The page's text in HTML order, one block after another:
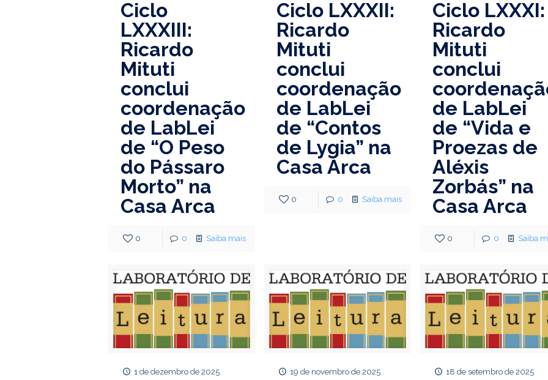
Ciclo
LXXXIII:
Ricardo
Mituti
conclui
coordenação
de LabLei
de “O Peso
do Pássaro
Morto” na
Casa Arca
0 0 Saiba mais
Ciclo LXXXII:
Ricardo
Mituti
conclui
coordenação
de LabLei
de “Contos
de Lygia” na
Casa Arca
0 0 Saiba mais
Ciclo LXXXI:
Ricardo
Mituti
conclui
de LabLei
de “Vida e
Proezas de
Aléxis
Zorbás” na
Casa Arca
0 0 Saiba
1 de dezembro de 2025 19 de novembro de 2025 18 de setembro de 2025